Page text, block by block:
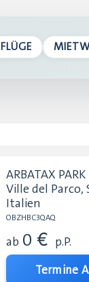
FLÜGE
ARBATAX PARK
Ville del Parco,
Italien
OBZHBC3QAQ
ab 0 € p.P.
Termine